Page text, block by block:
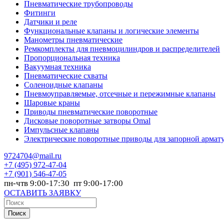
Пневматические трубопроводы
Фитинги
Датчики и реле
Функциональные клапаны и логические элементы
Манометры пневматические
Ремкомплекты для пневмоцилиндров и распределителей
Пропорциональная техника
Вакуумная техника
Пневматические схваты
Соленоидные клапаны
Пневмоуправляемые, отсечные и пережимные клапаны
Шаровые краны
Приводы пневматические поворотные
Дисковые поворотные затворы Omal
Импульсные клапаны
Электрические поворотные приводы для запорной
9724704@mail.ru
+7 (495) 972-47-04
+7 (901) 546-47-05
пн-чтв 9:00-17:30 пт 9:00-17:00
ОСТАВИТЬ ЗАЯВКУ
Поиск